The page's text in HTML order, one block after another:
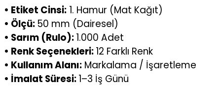
• Etiket Cinsi: 1. Hamur (Mat Kağıt)
• Ölçü:50 mm (Dairesel)
• Sarım (Rulo):1.000 Adet
• Renk Seçenekleri:12 Farklı Renk
• Kullanım Alanı: Markalama / İşaretleme
• İmalat Süresi:1–3 İş Günü